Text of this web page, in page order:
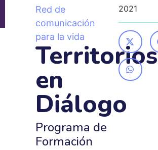
Red de
comunicación
para la vida
Territorios
en
Diálogo
Programa de
Formación
2021